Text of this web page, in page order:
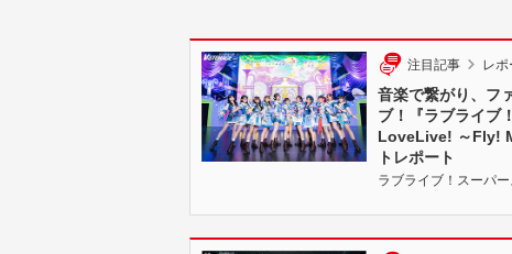
注目記事 レポ
音楽で繋がり、フ
ブ！『ラブライブ
LoveLive! ～Fly!
トレポート
ラブライブ！スーパ